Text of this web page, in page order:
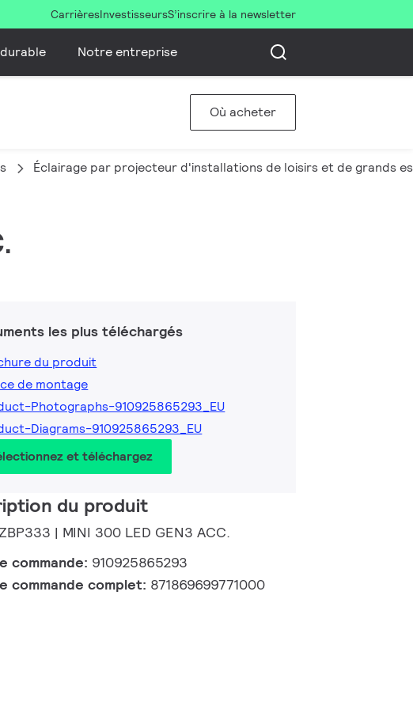
CarrièresInvestisseursS’inscrire à la newsletter
Notre entreprise
Où acheter
Éclairage par projecteur d'installations de loisirs et de grands
les plus téléchargés
du produit
de montage
Photographs-910925865293_EU
Diagrams-910925865293_EU
et téléchargez
du produit
| MINI 300 LED GEN3 ACC.
commande: 910925865293
commande complet: 871869699771000